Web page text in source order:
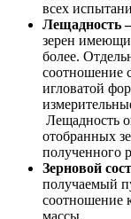
всех
Лещадность
зерен
более.
соотношение
игловатой
Лещадность
отобранных
полученного
Зерновой
получаемый
соотношение
массы.